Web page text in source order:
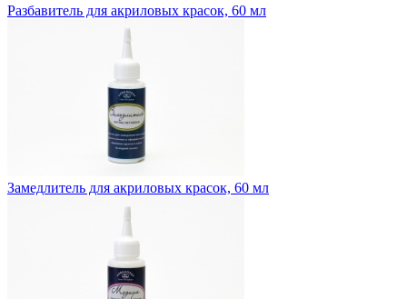
Разбавитель для акриловых красок, 60 мл
Замедлитель для акриловых красок, 60 мл